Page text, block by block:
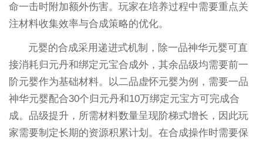
命一击时附加额外伤害。玩家在培养过程中需要重点关
注材料收集效率与合成策略的优化。
元婴的合成采用递进式机制，除一品神华元婴可直
接消耗归元丹和绑定元宝合成外，其余品级均需要前一
阶元婴作为基础材料。以二品虚怀元婴为例，需要一品
神华元婴配合30个归元丹和10万绑定元宝方可完成合
成。品级提升，所需材料数量呈现阶梯式增长，因此玩
家需要制定长期的资源积累计划。在合成操作时需要保